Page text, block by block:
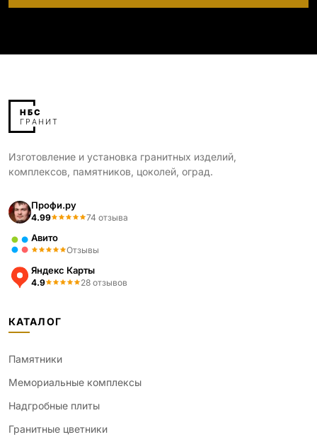
Изготовление и установка гранитных изделий,
комплексов, памятников, цоколей, оград.
Профи.ру
4.99 74 отзыва
Авито
Отзывы
Яндекс Карты
4.9 28 отзывов
КАТАЛОГ
Памятники
Мемориальные комплексы
Надгробные плиты
Гранитные цветники